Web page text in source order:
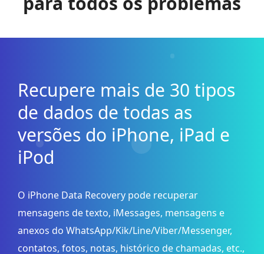
Recupere mais de 30 tipos
de dados de todas as
versões do iPhone, iPad e
iPod
O iPhone Data Recovery pode recuperar
mensagens de texto, iMessages, mensagens e
anexos do WhatsApp/Kik/Line/Viber/Messenger,
contatos, fotos, notas, histórico de chamadas, etc.,